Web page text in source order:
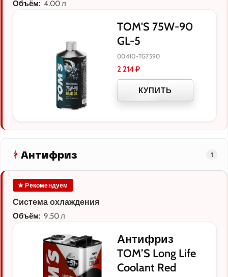
Объём: 4.00 л
TOM'S 75W-90
GL-5
00410-TG7590
2 214₽
КУПИТЬ
Антифриз 1
★ Рекомендуем
Система охлаждения
Объём: 9.50 л
Антифриз
TOM’S Long Life
Coolant Red